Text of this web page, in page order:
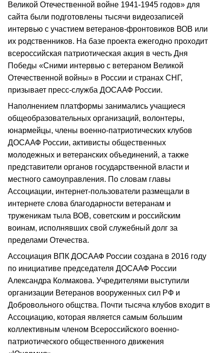
Великой Отечественной войне 1941-1945 годов» для
сайта были подготовлены тысячи видеозаписей
интервью с участием ветеранов-фронтовиков ВОВ или
их родственников. На базе проекта ежегодно проходит
всероссийская патриотическая акция в честь Дня
Победы «Сними интервью с ветераном Великой
Отечественной войны» в России и странах СНГ,
призывает пресс-служба ДОСААФ России.
Наполнением платформы занимались учащиеся
общеобразовательных организаций, волонтеры,
юнармейцы, члены военно-патриотических клубов
ДОСААФ России, активисты общественных
молодежных и ветеранских объединений, а также
представители органов государственной власти и
местного самоуправления. По словам главы
Ассоциации, интернет-пользователи размещали в
интернете слова благодарности ветеранам и
труженикам тыла ВОВ, советским и российским
воинам, исполнявших свой служебный долг за
пределами Отечества.
Ассоциация ВПК ДОСААФ России создана в 2016 году
по инициативе председателя ДОСААФ России
Александра Колмакова. Учредителями выступили
организации Ветеранов вооруженных сил РФ и
Добровольного общства. Почти тысяча клубов входит в
Ассоциацию, которая является самым большим
коллективным членом Всероссийского военно-
патриотического общественного движения